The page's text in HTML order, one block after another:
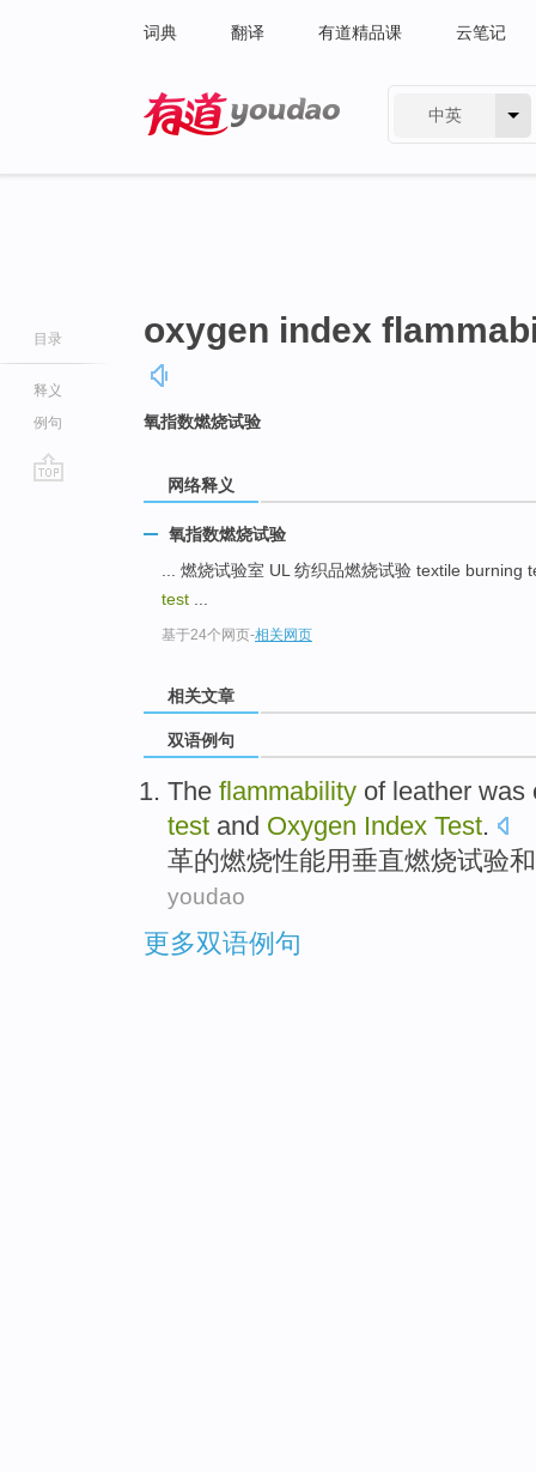
词典 翻译 有道精品课 云笔记
中英
目录
释义
例句
oxygen index
氧指数燃烧试验
网络释义
氧指数燃烧试验
... 燃烧试验室 UL 纺织品燃烧试验 textile burning
test
基于24个网页-相关网页
相关文章
双语例句
The flammability of leather was
test and Oxygen Index Test.
革的燃烧性能用垂直燃烧试验和
youdao
更多双语例句